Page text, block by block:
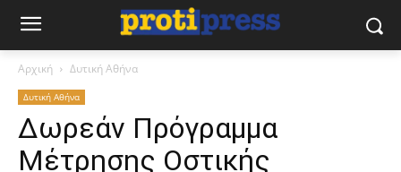
Αρχική Δυτική Αθήνα
Δυτική Αθήνα
Δωρεάν Πρόγραμμα
Μέτρησης Οστικής